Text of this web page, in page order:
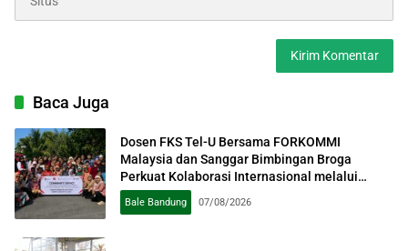
Baca Juga
Dosen FKS Tel-U Bersama FORKOMMI
Malaysia dan Sanggar Bimbingan Broga
Perkuat Kolaborasi Internasional melalui
Pengabdian kepada Masyarakat
Bale Bandung 07/08/2026